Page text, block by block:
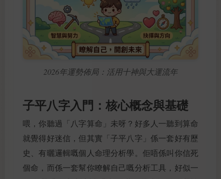
2026年運勢佈局：活用十神與大運流年
子平八字入門：核心概念與基礎
喂，你聽過「八字算命」未呀？好多人一聽到算命
就覺得好迷信，但其實「子平八字」係一套好有歷
史、有曬邏輯嘅個人命理分析學。佢唔係叫你信死
個命，而係一套幫你瞭解自己嘅分析工具，好似一